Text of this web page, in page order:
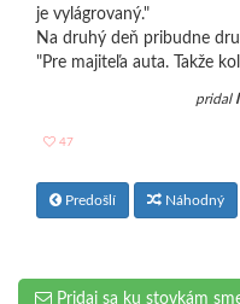
je vylágrovaný."
Na druhý deň pribudne
"Pre majiteľa auta. Takže
pridal
47
Predošlí Náhodný
Pridaj sa ku stovkám